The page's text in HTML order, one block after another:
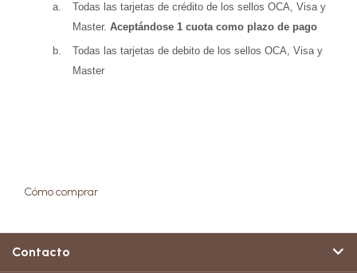
Todas las tarjetas de crédito de los sellos OCA, Visa y
Master. Aceptándose 1 cuota como plazo de pago
Todas las tarjetas de debito de los sellos OCA, Visa y
Master
Cómo comprar
Contacto